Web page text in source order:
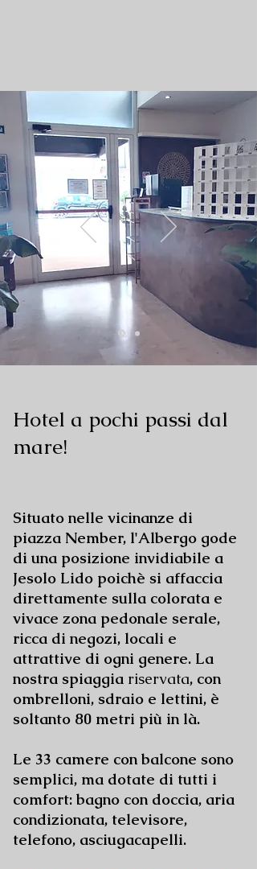
Hotel a pochi passi dal
mare!
Situato nelle vicinanze di
piazza Nember, l'Albergo gode
di una posizione invidiabile a
Jesolo Lido poichè si affaccia
direttamente sulla colorata e
vivace zona pedonale serale,
ricca di negozi, locali e
attrattive di ogni genere. La
nostra spiaggia riservata, con
ombrelloni, sdraio e lettini, è
soltanto 80 metri più in là.
Le 33 camere con balcone sono
semplici, ma dotate di tutti i
comfort: bagno con doccia, aria
condizionata, televisore,
telefono, asciugacapelli.